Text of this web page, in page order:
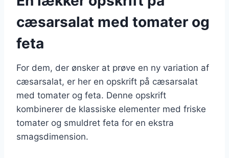
cæsarsalat med tomater og
feta
For dem, der ønsker at prøve en ny variation af
cæsarsalat, er her en opskrift på cæsarsalat
med tomater og feta. Denne opskrift
kombinerer de klassiske elementer med friske
tomater og smuldret feta for en ekstra
smagsdimension.